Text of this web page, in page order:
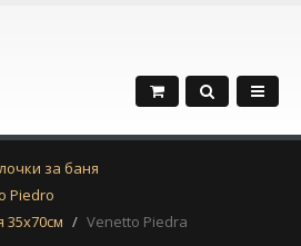
за баня
Piedro
35х70см
Venetto Piedra